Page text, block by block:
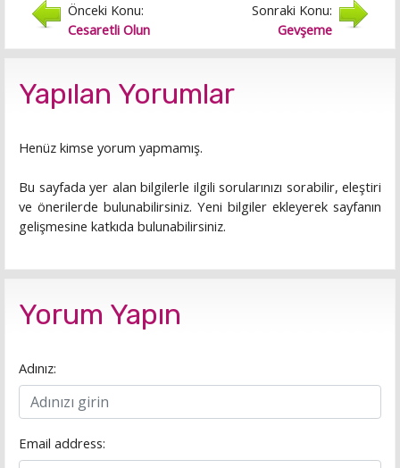
Önceki Konu:
Cesaretli Olun
Sonraki Konu:
Gevşeme
Yapılan Yorumlar
Henüz kimse yorum yapmamış.
Bu sayfada yer alan bilgilerle ilgili sorularınızı sorabilir, eleştiri
ve önerilerde bulunabilirsiniz. Yeni bilgiler ekleyerek sayfanın
gelişmesine katkıda bulunabilirsiniz.
Yorum Yapın
Adınız:
Email address: